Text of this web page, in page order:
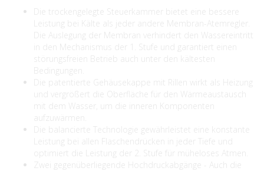
Die trockengelegte Steuerkammer bietet eine bessere
Leistung bei Kälte als jeder andere Membran-Atemregler.
Die Auslegung der Membran verhindert den Wassereintritt
in den Mechanismus der 1. Stufe und garantiert einen
störungsfreien Betrieb auch unter den kältesten
Bedingungen.
Die patentierte Gehäusekappe mit Rillen wirkt als Heizung
und vergrößert die Oberfläche für den Wärmeaustausch
mit dem Wasser, um die inneren Komponenten
aufzuwärmen.
Die balancierte Technologie gewährleistet eine konstante
Leistung bei allen Flaschendrücken in jeder Tiefe und
optimiert die Leistung der 2. Stufe für müheloses Atmen.
Zwei gegenüberliegende Hochdruckabgänge - Auch die